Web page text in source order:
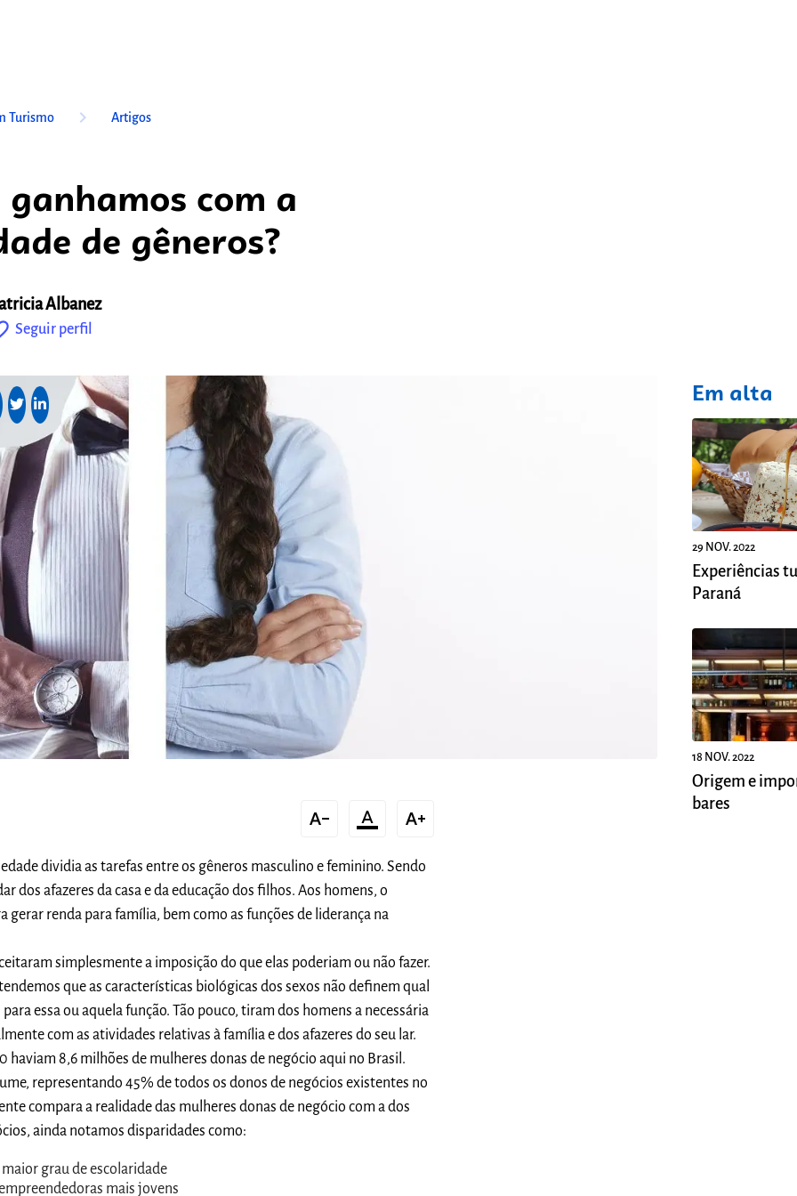
Turismo keyboard_arrow_right Artigos
ganhamos com a
de gêneros?
Albanez
Seguir perfil
text_decrease format_color_text text_increase
dividia as tarefas entre os gêneros masculino e feminino. Sendo
dos afazeres da casa e da educação dos filhos. Aos homens, o
gerar renda para família, bem como as funções de liderança na
simplesmente a imposição do que elas poderiam ou não fazer.
que as características biológicas dos sexos não definem qual
essa ou aquela função. Tão pouco, tiram dos homens a necessária
com as atividades relativas à família e dos afazeres do seu lar.
haviam 8,6 milhões de mulheres donas de negócio aqui no Brasil.
representando 45% de todos os donos de negócios existentes no
compara a realidade das mulheres donas de negócio com a dos
ainda notamos disparidades como:
grau de escolaridade
mais jovens
fixo
Em alta
29 NOV. 2022
Experiências
Paraná
18 NOV. 2022
Origem e
bares